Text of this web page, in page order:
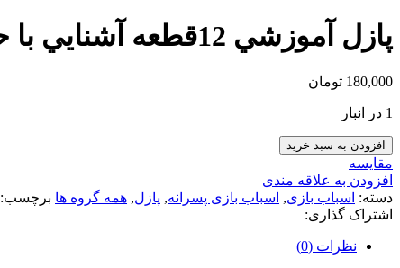
پازل آموزشي 12قطعه آشنايي با حيوانات جنگل
180,000 تومان
1 در انبار
افزودن به سبد خرید
مقایسه
افزودن به علاقه مندی
دسته: اسباب بازی, اسباب بازی پسرانه, پازل, همه گروه ها برچسب:
اشتراک گذاری:
نظرات (0)